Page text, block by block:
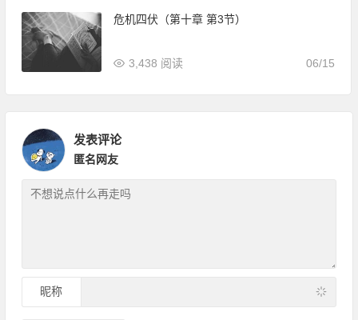
危机四伏（第十章 第3节）
06/15
3,438 阅读
发表评论
匿名网友
昵称